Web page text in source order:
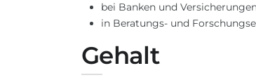
bei Banken und
in Beratungs- und
Gehalt